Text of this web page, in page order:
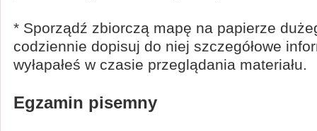
* Sporządź zbiorczą mapę na papierze
codziennie dopisuj do niej szczegółowe
wyłapałeś w czasie przeglądania materiału.
Egzamin pisemny